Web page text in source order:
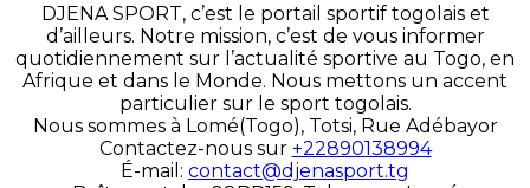
DJENA SPORT, c’est le portail sportif togolais et
d’ailleurs. Notre mission, c’est de vous informer
quotidiennement sur l’actualité sportive au Togo, en
Afrique et dans le Monde. Nous mettons un accent
particulier sur le sport togolais.
Nous sommes à Lomé(Togo), Totsi, Rue Adébayor
Contactez-nous sur +22890138994
É-mail: contact@djenasport.tg